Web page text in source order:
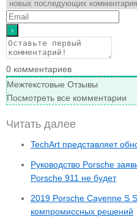
0 комментариев
Межтекстовые Отзывы
Посмотреть все комментарии
Читать далее
TechArt представляет
Руководство Porsche
Porsche 911 не будет
2019 Porsche Cayenne S
компромиссных решений